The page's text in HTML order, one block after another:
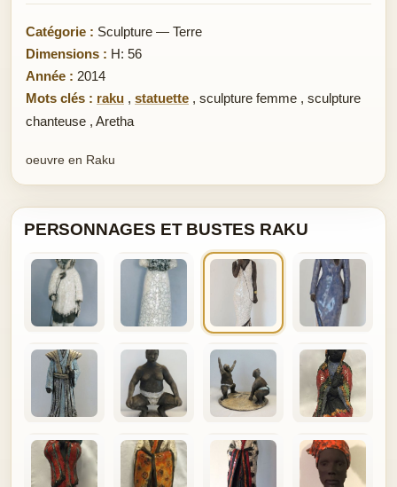
Catégorie : Sculpture — Terre
Dimensions : H: 56
Année : 2014
Mots clés : raku , statuette , sculpture femme , sculpture
chanteuse , Aretha
oeuvre en Raku
PERSONNAGES ET BUSTES RAKU